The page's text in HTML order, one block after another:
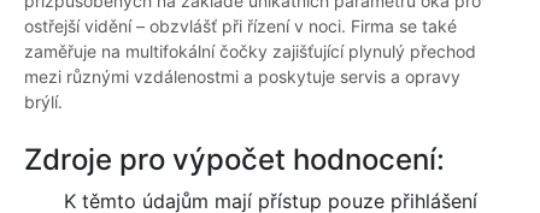
ostřejší vidění – obzvlášť při řízení v noci. Firma se také
zaměřuje na multifokální čočky zajišťující plynulý přechod
mezi různými vzdálenostmi a poskytuje servis a opravy
brýlí.
Zdroje pro výpočet hodnocení:
K těmto údajům mají přístup pouze přihlášení